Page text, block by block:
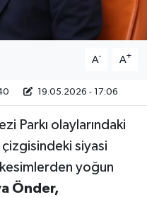
A- A+
19.05.2026 - 17:06
Parkı olaylarındaki
siyasi
yoğun
Önder,